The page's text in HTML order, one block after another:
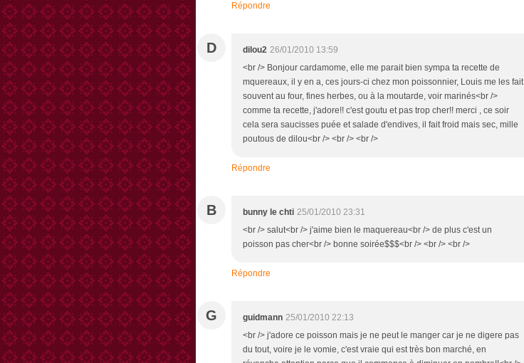
Répondre
D dilou2 26/01/2010 13:59
<br /> Bonjour cardamome, elle me parait bien sympa ta recette de
mquereaux, il y en a, ces jours-ci chez mon poissonnier, Louis me les fait
souvent au four, fines herbes, ou à la moutarde, voir marinés<br />
comme ta recette, j'adore!! c'est goutu et pas trop cher!! merci , ce soir
cela sera saucisses puée et salade d'endives, il fait froid mais sec, mille
poutous de dilou<br /> <br /> <br />
Répondre
B bunny le chti 25/01/2010 23:31
<br /> salut<br /> j'aime bien le maquereau<br /> de plus c'est un
poisson pas cher<br /> bonne soirée$$$<br /> <br /> <br />
Répondre
G guidmann 25/01/2010 22:13
<br /> j'adore ce poisson mais je ne peut le manger car je ne digere pas
du tout, voire je le vomie, c'est vraie qui est très bon marché, en